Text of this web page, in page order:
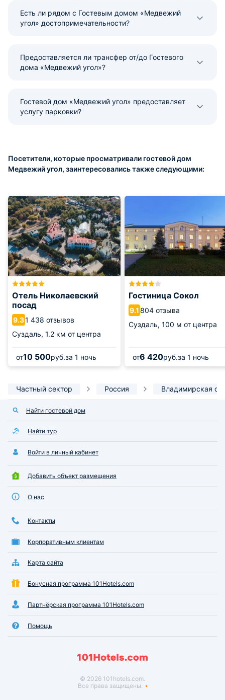
Есть ли рядом с Гостевым домом «Медвежий
угол» достопримечательности?
Предоставляется ли трансфер от/до Гостевого
дома «Медвежий угол»?
Гостевой дом «Медвежий угол» предоставляет
услугу парковки?
Посетители, которые просматривали гостевой дом
Медвежий угол, заинтересовались также следующими:
Отель Николаевский
посад
9.31 438 отзывов
Суздаль, 1.2 км от центра
от10 500руб.за 1 ночь
Гостиница Сокол
9.1804 отзыва
Суздаль, 100 м от центра
от6 420руб.за 1 ночь
Частный сектор Россия Владимирская
Найти гостевой дом
Найти тур
Войти в личный кабинет
Добавить объект размещения
О нас
Контакты
Корпоративным клиентам
Карта сайта
Бонусная программа 101Hotels.com
Партнёрская программа 101Hotels.com
Помощь
© 2026 101hotels.com.
Все права защищены.